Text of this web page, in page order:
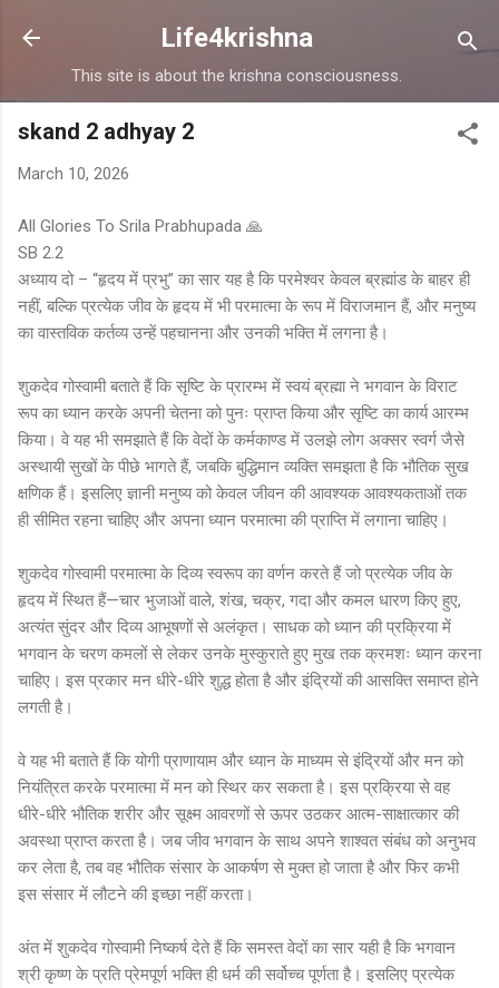
Skip to main content
Life4krishna
This site is about the krishna consciousness.
skand 2 adhyay 2
March 10, 2026
All Glories To Srila Prabhupada 🙏
SB 2.2
अध्याय दो – “हृदय में प्रभु” का सार यह है कि परमेश्वर केवल ब्रह्मांड के बाहर ही
नहीं, बल्कि प्रत्येक जीव के हृदय में भी परमात्मा के रूप में विराजमान हैं, और मनुष्य
का वास्तविक कर्तव्य उन्हें पहचानना और उनकी भक्ति में लगना है।
शुकदेव गोस्वामी बताते हैं कि सृष्टि के प्रारम्भ में स्वयं ब्रह्मा ने भगवान के विराट
रूप का ध्यान करके अपनी चेतना को पुनः प्राप्त किया और सृष्टि का कार्य आरम्भ
किया। वे यह भी समझाते हैं कि वेदों के कर्मकाण्ड में उलझे लोग अक्सर स्वर्ग जैसे
अस्थायी सुखों के पीछे भागते हैं, जबकि बुद्धिमान व्यक्ति समझता है कि भौतिक सुख
क्षणिक हैं। इसलिए ज्ञानी मनुष्य को केवल जीवन की आवश्यक आवश्यकताओं तक
ही सीमित रहना चाहिए और अपना ध्यान परमात्मा की प्राप्ति में लगाना चाहिए।
शुकदेव गोस्वामी परमात्मा के दिव्य स्वरूप का वर्णन करते हैं जो प्रत्येक जीव के
हृदय में स्थित हैं—चार भुजाओं वाले, शंख, चक्र, गदा और कमल धारण किए हुए,
अत्यंत सुंदर और दिव्य आभूषणों से अलंकृत। साधक को ध्यान की प्रक्रिया में
भगवान के चरण कमलों से लेकर उनके मुस्कुराते हुए मुख तक क्रमशः ध्यान करना
चाहिए। इस प्रकार मन धीरे-धीरे शुद्ध होता है और इंद्रियों की आसक्ति समाप्त होने
लगती है।
वे यह भी बताते हैं कि योगी प्राणायाम और ध्यान के माध्यम से इंद्रियों और मन को
नियंत्रित करके परमात्मा में मन को स्थिर कर सकता है। इस प्रक्रिया से वह
धीरे-धीरे भौतिक शरीर और सूक्ष्म आवरणों से ऊपर उठकर आत्म-साक्षात्कार की
अवस्था प्राप्त करता है। जब जीव भगवान के साथ अपने शाश्वत संबंध को अनुभव
कर लेता है, तब वह भौतिक संसार के आकर्षण से मुक्त हो जाता है और फिर कभी
इस संसार में लौटने की इच्छा नहीं करता।
अंत में शुकदेव गोस्वामी निष्कर्ष देते हैं कि समस्त वेदों का सार यही है कि भगवान
श्री कृष्ण के प्रति प्रेमपूर्ण भक्ति ही धर्म की सर्वोच्च पूर्णता है। इसलिए प्रत्येक